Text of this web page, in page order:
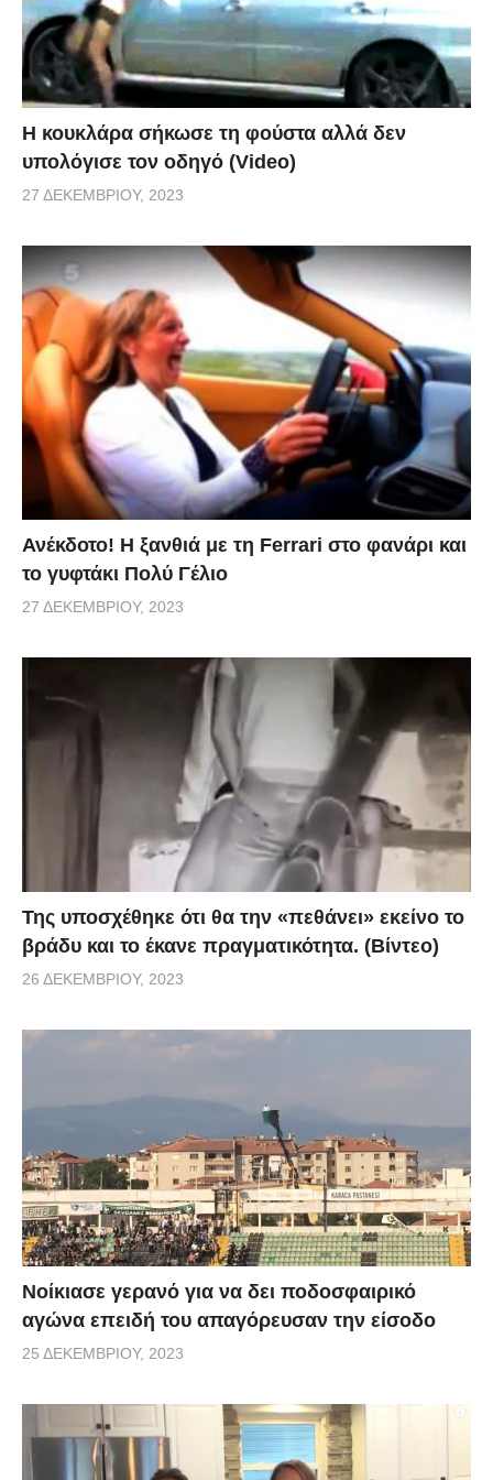
Η κουκλάρα σήκωσε τη φούστα αλλά δεν
υπολόγισε τον οδηγό (Video)
27 ΔΕΚΕΜΒΡΊΟΥ, 2023
Ανέκδοτο! Η ξανθιά με τη Ferrari στο φανάρι και
το γυφτάκι Πολύ Γέλιο
27 ΔΕΚΕΜΒΡΊΟΥ, 2023
Της υποσχέθηκε ότι θα την «πεθάνει» εκείνο το
βράδυ και το έκανε πραγματικότητα. (Βίντεο)
26 ΔΕΚΕΜΒΡΊΟΥ, 2023
Νοίκιασε γερανό για να δει ποδοσφαιρικό
αγώνα επειδή του απαγόρευσαν την είσοδο
25 ΔΕΚΕΜΒΡΊΟΥ, 2023